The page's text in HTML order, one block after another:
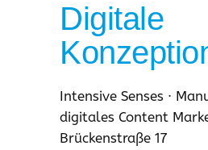
Digitale
Intensive Senses ·
digitales Content
Brückenstraße 17